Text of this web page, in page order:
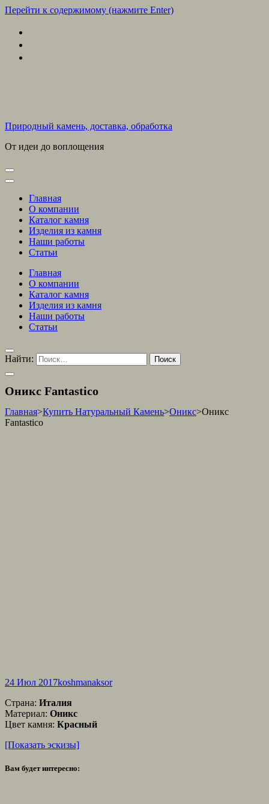
Перейти к содержимому (нажмите Enter)
Природный камень, доставка, обработка
От идеи до воплощения
Главная
О компании
Каталог камня
Изделия из камня
Наши работы
Статьи
Главная
О компании
Каталог камня
Изделия из камня
Наши работы
Статьи
Найти:
Оникс Fantastico
Главная>Купить Натуральный Камень>Оникс>Оникс
Fantastico
24 Июл 2017koshmanaksor
Страна: Италия
Материал: Оникс
Цвет камня: Красный
[Показать эскизы]
Вам будет интересно: